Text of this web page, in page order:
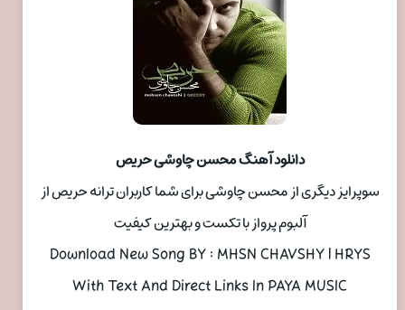
دانلود آهنگ محسن چاوشی حریص
سوپرایز دیگری از محسن چاوشی برای شما کاربران ترانه حریص از
آلبوم پرواز با تکست و بهترین کیفیت
Download New Song BY : MHSN CHAVSHY | HRYS
With Text And Direct Links In PAYA MUSIC